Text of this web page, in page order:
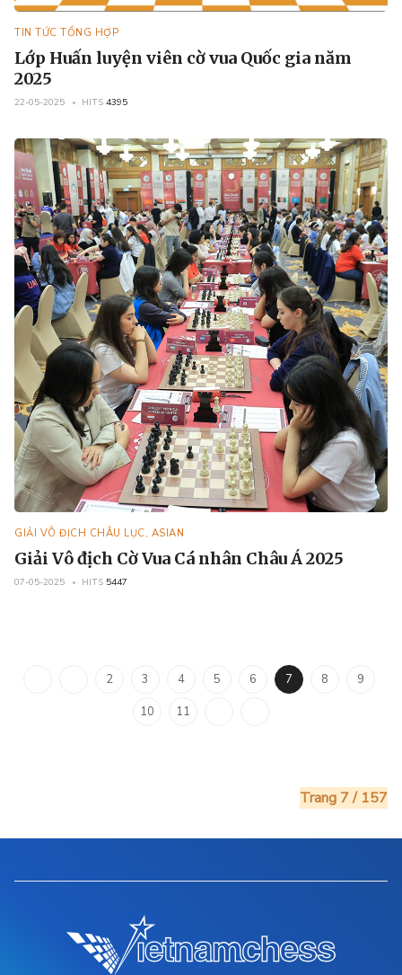
TIN TỨC TỔNG HỢP
Lớp Huấn luyện viên cờ vua Quốc gia năm
2025
22-05-2025 HITS 4395
GIẢI VÔ ĐỊCH CHÂU LỤC, ASIAN
Giải Vô địch Cờ Vua Cá nhân Châu Á 2025
07-05-2025 HITS 5447
2 3 4 5 6 7 8
9
10
11
Trang 7 / 157